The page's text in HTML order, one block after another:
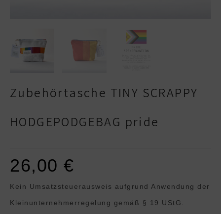
Zubehörtasche TINY SCRAPPY
HODGEPODGEBAG pride
26,00 €
Kein Umsatzsteuerausweis aufgrund Anwendung der
Klein­unternehmer­regelung gemäß § 19 UStG.